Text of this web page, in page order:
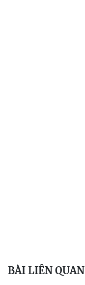
BÀI LIÊN QUAN